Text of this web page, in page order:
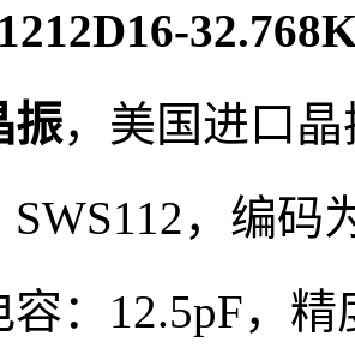
振， 美国进口
SWS112，编码
容：12.5pF，